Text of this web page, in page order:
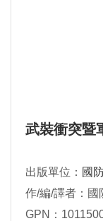
武裝衝突暨
出版單位： 國
作/編/譯者：國
GPN：